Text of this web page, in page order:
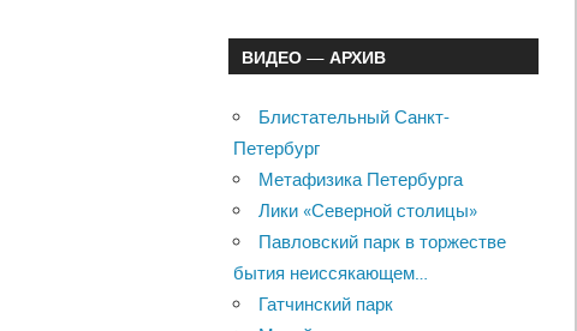
ВИДЕО — АРХИВ
Блистательный Санкт-
Петербург
Метафизика Петербурга
Лики «Северной столицы»
Павловский парк в торжестве
бытия неиссякающем…
Гатчинский парк